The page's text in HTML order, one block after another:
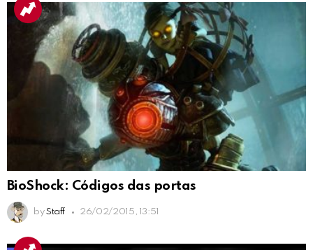
BioShock: Códigos das portas
by Staff 26/02/2015, 13:51